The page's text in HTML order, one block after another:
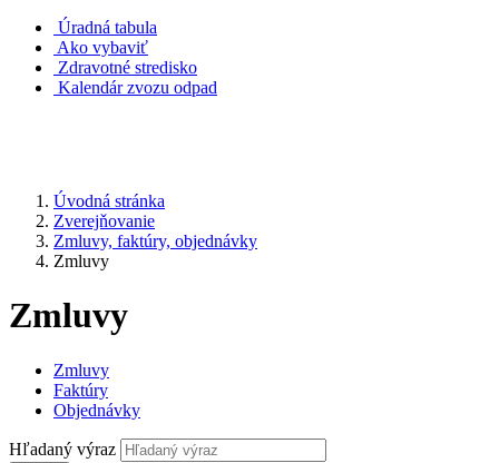
Úradná tabula
Ako vybaviť
Zdravotné stredisko
Kalendár zvozu odpad
Úvodná stránka
Zverejňovanie
Zmluvy, faktúry, objednávky
Zmluvy
Zmluvy
Zmluvy
Faktúry
Objednávky
Hľadaný výraz